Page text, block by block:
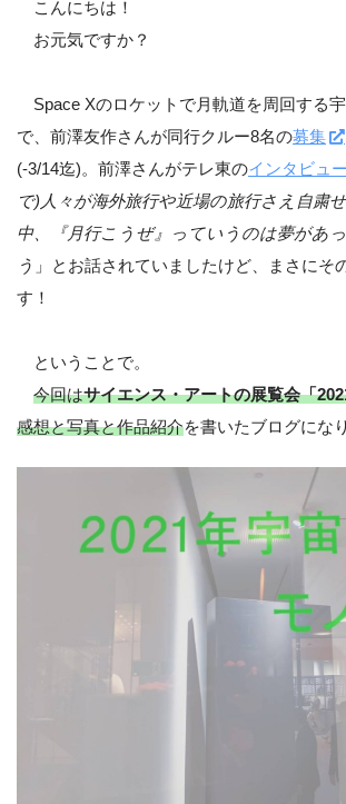
こんにちは！
お元気ですか？
Space Xのロケットで月軌道を周回する
で、前澤友作さんが同行クルー8名の募集
(-3/14迄)。前澤さんがテレ東のインタビュー
で)人々が海外旅行や近場の旅行さえ自粛
中、『月行こうぜ』っていうのは夢があ
う 」とお話されていましたけど、まさにそ
す！
ということで。
今回はサイエンス・アートの展覧会「
感想と写真と作品紹介を書いたブログにな